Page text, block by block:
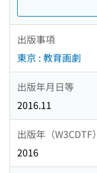
出版事項
東京 : 教育画劇
出版年月日等
2016.11
出版年（W3CDTF）
2016